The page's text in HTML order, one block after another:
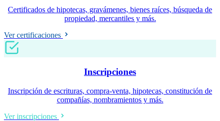
Certificados de hipotecas, gravámenes, bienes raíces, búsqueda de
propiedad, mercantiles y más.
Ver certificaciones
Inscripciones
Inscripción de escrituras, compra-venta, hipotecas, constitución de
compañías, nombramientos y más.
Ver inscripciones